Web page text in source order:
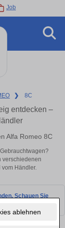
ablehnen
Job
❯ 8C
entdecken –
Alfa Romeo 8C
verschiedenen
Händler.
Schauen Sie